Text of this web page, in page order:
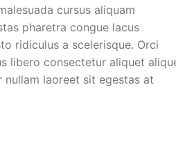
cursus aliquam
pharetra congue lacus
ridiculus a scelerisque. Orci
libero consectetur aliquet
laoreet sit egestas at